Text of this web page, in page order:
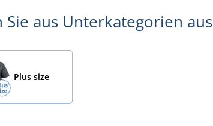
aus Unterkategorien aus
Plus size